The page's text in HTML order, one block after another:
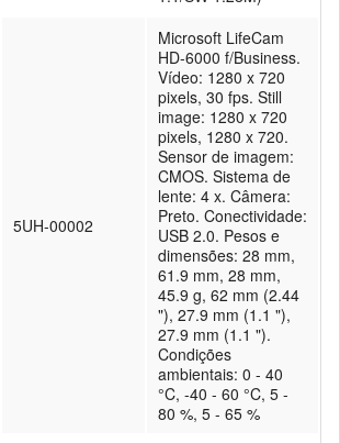
5UH-00002
Microsoft LifeCam
HD-6000 f/Business.
Vídeo: 1280 x 720
pixels, 30 fps. Still
image: 1280 x 720
pixels, 1280 x 720.
Sensor de imagem:
CMOS. Sistema de
lente: 4 x. Câmera:
Preto. Conectividade:
USB 2.0. Pesos e
dimensões: 28 mm,
61.9 mm, 28 mm,
45.9 g, 62 mm (2.44
"), 27.9 mm (1.1 "),
27.9 mm (1.1 ").
Condições
ambientais: 0 - 40
°C, -40 - 60 °C, 5 -
80 %, 5 - 65 %